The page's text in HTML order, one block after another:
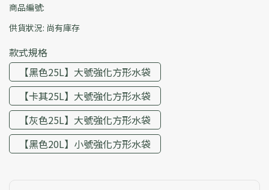
商品編號:
供貨狀況: 尚有庫存
款式規格
【黑色25L】大號強化方形水袋
【卡其25L】大號強化方形水袋
【灰色25L】大號強化方形水袋
【黑色20L】小號強化方形水袋